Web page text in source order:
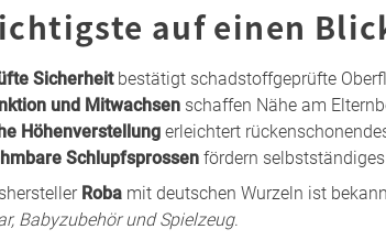
auf einen
Sicherheitbestätigt schadstoffgeprüfte
und Mitwachsen schaffen Nähe am
Höhenverstellung erleichtert
Schlupfsprossen fördern
Roba mit deutschen Wurzeln ist
Babyzubehör und Spielzeug.